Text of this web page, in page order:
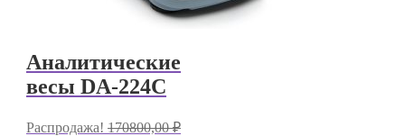
Аналитические
весы DA-224C
Распродажа! 170800,00₽